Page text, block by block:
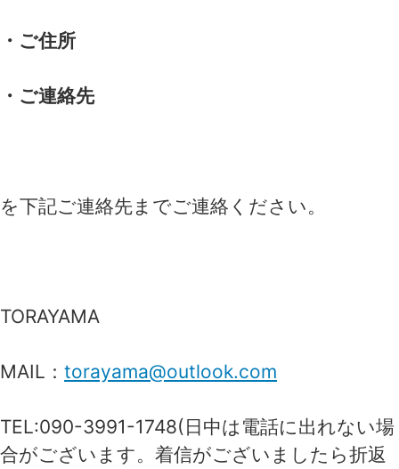
・ご住所
・ご連絡先
を下記ご連絡先までご連絡ください。
TORAYAMA
MAIL： torayama@outlook.com
TEL:090-3991-1748(日中は電話に出れない場
合がございます。着信がございましたら折返